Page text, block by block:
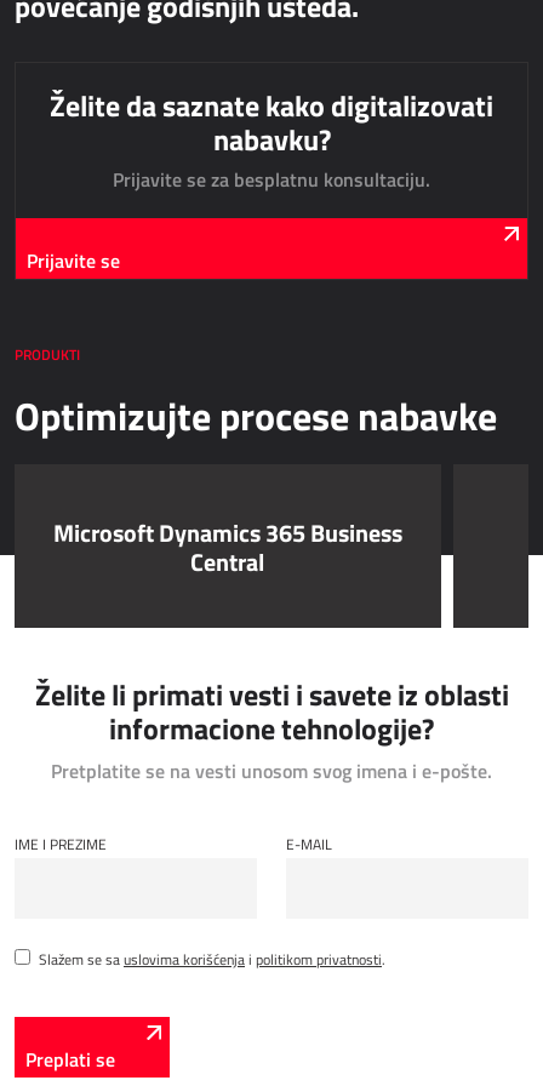
AllForUtility
HRM - UPRAVLJANJE LJUDSKIM RESURSIMA
Dynamics 365 Plate
Dynamics 365 Kadrovska evidencija
IOT - REŠENJA INTERNETA STVARI
Power Attendance
INFORMACIONA INFRASTRUKTURA
Kompjuterska oprema
Sistemski Support
Želite da saznate kako digitalizovati
nabavku?
Prijavite se za besplatnu konsultaciju.
Prijavite se
PRODUKTI
Optimizujte procese nabavke
Microsoft Dynamics 365 Business
Central
Želite li primati vesti i savete iz oblasti
informacione tehnologije?
Pretplatite se na vesti unosom svog imena i e-pošte.
IME I PREZIME E-MAIL
Slažem se sa uslovima korišćenja i politikom privatnosti.
Preplati se